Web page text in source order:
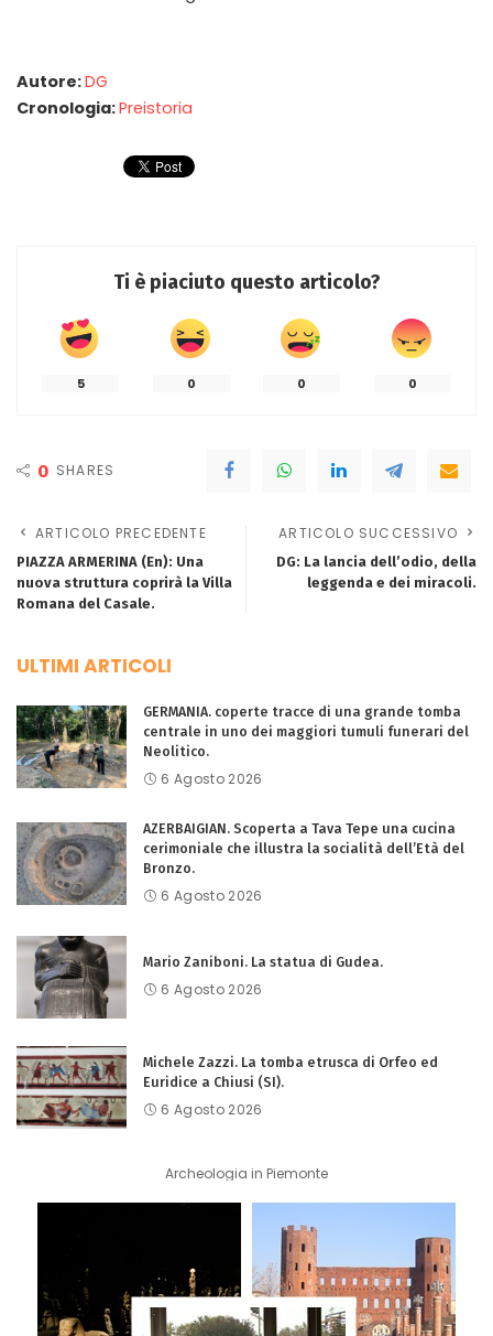
Autore:DG
Cronologia:Preistoria
Ti è piaciuto questo articolo?
5 0 0 0
0 SHARES
ARTICOLO PRECEDENTE
PIAZZA ARMERINA (En): Una
nuova struttura coprirà la Villa
Romana del Casale.
ARTICOLO SUCCESSIVO
DG: La lancia dell’odio, della
leggenda e dei miracoli.
ULTIMI ARTICOLI
GERMANIA. coperte tracce di una grande tomba
centrale in uno dei maggiori tumuli funerari del
Neolitico.
6 Agosto 2026
AZERBAIGIAN. Scoperta a Tava Tepe una cucina
cerimoniale che illustra la socialità dell’Età del
Bronzo.
6 Agosto 2026
Mario Zaniboni. La statua di Gudea.
6 Agosto 2026
Michele Zazzi. La tomba etrusca di Orfeo ed
Euridice a Chiusi (SI).
6 Agosto 2026
Archeologia in Piemonte